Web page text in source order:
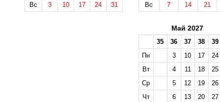
Вс
3 10 17 24 31
Вс
7 14 21
Май 2027
35 36 37 38
39
Пн
3 10 17
24
Вт
4 11 18
25
Ср
5 12 19
26
Чт
6 13 20
27